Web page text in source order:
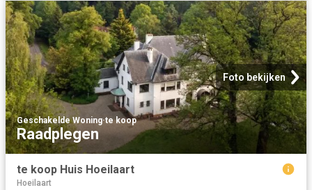
Foto bekijken
Geschakelde Woning·te koop
Raadplegen
te koop Huis Hoeilaart
Hoeilaart